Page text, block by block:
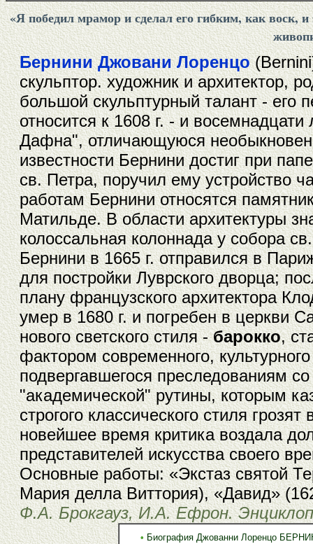
«Я победил мрамор и сделал его гибким, как воск,
Бернини Джовани Лоренцо
скульптор. художник и архитектор,
большой скульптурный талант - его
относится к 1608 г. - и
Дафна", отличающуюся
известности Бернини достиг при
св. Петра, поручил ему устройство
работам Бернини относятся
Матильде. В области архитектуры
колоссальная колоннада у собора
Бернини в 1665 г. отправился в
для постройки Луврского дворца;
плану французского архитектора
умер в 1680 г. и погребен в
нового светского стиля -барокко,
фактором современного,
подвергавшегося преследованиям
"академической" рутины, которым
строгого классического стиля
новейшее время критика воздала
представителей искусства своего
Основные работы: «Экстаз святой
Мария делла Виттория), «Давид»
Ф.А. Брокгауз, И.А. Ефрон.
• Биография Джованни Лоренцо